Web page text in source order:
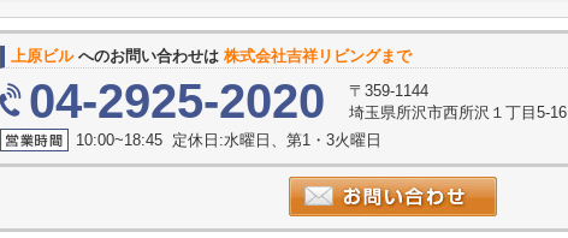
上原ビルへのお問い合わせは 株式会社吉祥リビングまで
04-2925-2020
〒359-1144
埼玉県所沢市西所沢１丁目5-16
10:00~18:45 定休日:水曜日、第1・3火曜日